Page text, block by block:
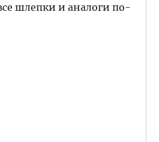
шлепки и аналоги по-